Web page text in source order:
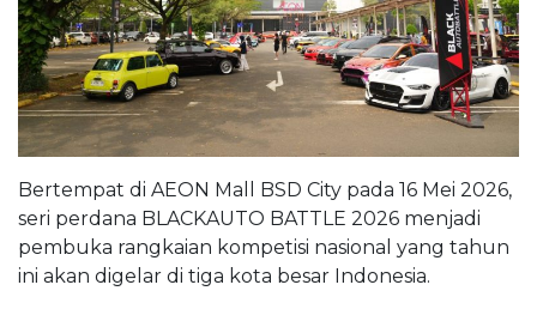
Bertempat di AEON Mall BSD City pada 16 Mei 2026,
seri perdana BLACKAUTO BATTLE 2026 menjadi
pembuka rangkaian kompetisi nasional yang tahun
ini akan digelar di tiga kota besar Indonesia.